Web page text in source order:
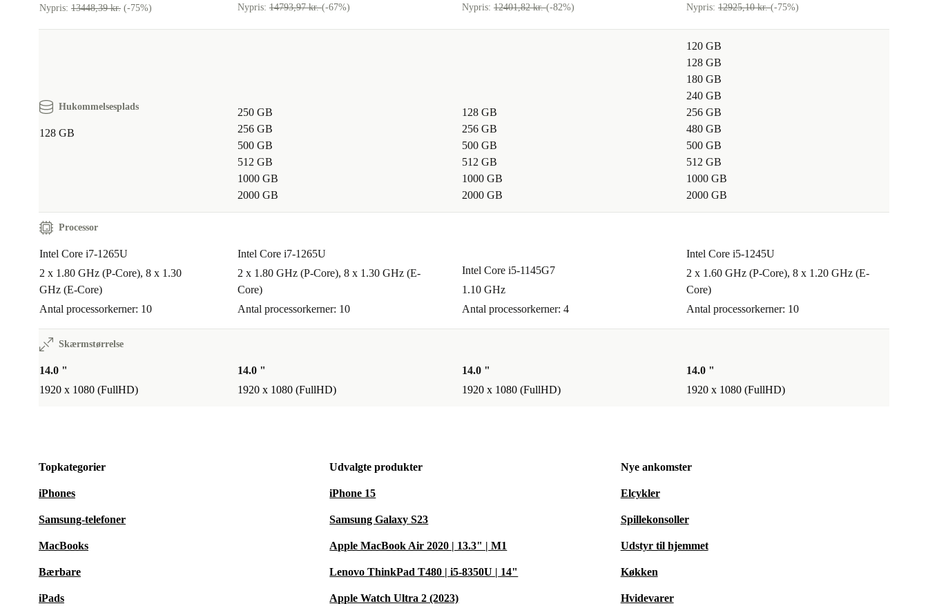
Nypris: 13448,39 kr. (-75%) Nypris: 14793,97 kr.(-67%) Nypris: 12401,82 kr.(-82%) Nypris: 12925,10 kr.(-75%)
Hukommelsesplads
128 GB
250 GB
256 GB
500 GB
512 GB
1000 GB
2000 GB
128 GB
256 GB
500 GB
512 GB
1000 GB
2000 GB
120 GB
128 GB
180 GB
240 GB
256 GB
480 GB
500 GB
512 GB
1000 GB
2000 GB
Processor
Intel Core i7-1265U
2 x 1.80 GHz (P-Core), 8 x 1.30
GHz (E-Core)
Antal processorkerner: 10
Intel Core i7-1265U
2 x 1.80 GHz (P-Core), 8 x 1.30 GHz (E-
Core)
Antal processorkerner: 10
Intel Core i5-1145G7
1.10 GHz
Antal processorkerner: 4
Intel Core i5-1245U
2 x 1.60 GHz (P-Core), 8 x 1.20 GHz (E-
Core)
Antal processorkerner: 10
Skærmstørrelse
14.0 "
1920 x 1080 (FullHD)
14.0 "
1920 x 1080 (FullHD)
14.0 "
1920 x 1080 (FullHD)
14.0 "
1920 x 1080 (FullHD)
Topkategorier
iPhones
Samsung-telefoner
MacBooks
Bærbare
iPads
Udvalgte produkter
iPhone 15
Samsung Galaxy S23
Apple MacBook Air 2020 | 13.3" | M1
Lenovo ThinkPad T480 | i5-8350U | 14"
Apple Watch Ultra 2 (2023)
Nye ankomster
Elcykler
Spillekonsoller
Udstyr til hjemmet
Køkken
Hvidevarer